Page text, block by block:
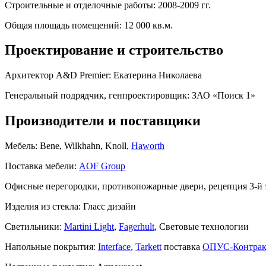
Строительные и отделочные работы: 2008-2009 гг.
Общая площадь помещений: 12 000 кв.м.
Проектирование и строительство
Архитектор A&D Premier: Екатерина Николаева
Генеральный подрядчик, генпроектировщик: ЗАО «Поиск 1»
Производители и поставщики
Мебель: Bene, Wilkhahn, Knoll, Haworth
Поставка мебели: AOF Group
Офисные перегородки, противопожарные двери, рецепция 3-й
Изделия из стекла: Гласс дизайн
Cветильники: Martini Light, Fagerhult, Световые технологии
Напольные покрытия: Interface, Tarkett поставка ОПУС-